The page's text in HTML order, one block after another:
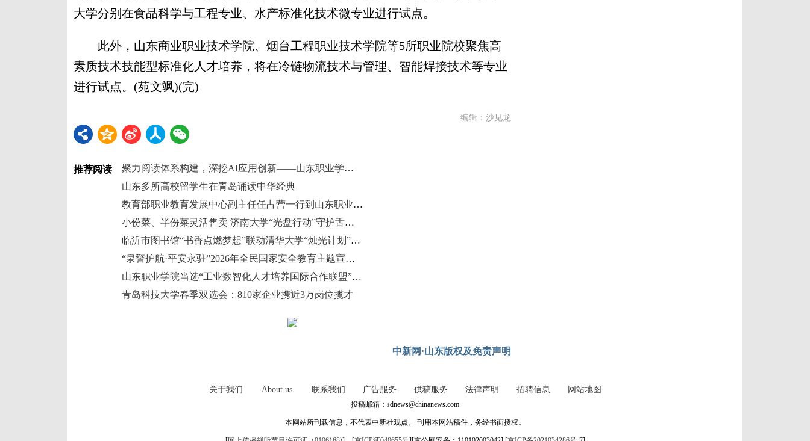
大学分别在食品科学与工程专业、水产标准化技术微专业进行试点。
此外，山东商业职业技术学院、烟台工程职业技术学院等5所职业院校聚焦高
素质技术技能型标准化人才培养，将在冷链物流技术与管理、智能焊接技术等专业
进行试点。(苑文飒)(完)
编辑：沙见龙
推荐阅读
聚力阅读体系构建，深挖AI应用创新——山东职业学院承办2026年山东省高职院校图书馆工作会议
山东多所高校留学生在青岛诵读中华经典
教育部职业教育发展中心副主任任占营一行到山东职业学院调研指导“新双高”改革试点工作
小份菜、半份菜灵活售卖 济南大学“光盘行动”守护舌尖上的文明
临沂市图书馆“书香点燃梦想”联动清华大学“烛光计划”公益助学讲座活动举行
“泉警护航·平安永驻”2026年全民国家安全教育主题宣传进高校特别活动在山东职业学院举办
山东职业学院当选“工业数智化人才培养国际合作联盟”副理事长单位
青岛科技大学春季双选会：810家企业携近3万岗位揽才
中新网·山东版权及免责声明
关于我们 About us 联系我们 广告服务 供稿服务 法律声明 招聘信息 网站地图
投稿邮箱：sdnews@chinanews.com
本网站所刊载信息，不代表中新社观点。 刊用本网站稿件，务经书面授权。